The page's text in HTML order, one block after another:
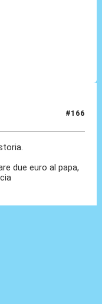
#166
due euro al papa,